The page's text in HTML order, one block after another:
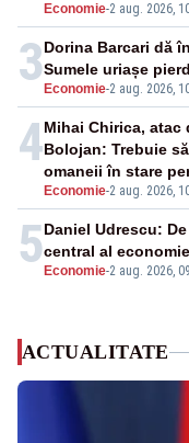
Economie-2 aug. 2026,
3 Economie-2 aug. 2026,
Dorina Barcari dă
Sumele uriașe
4
Economie-2 aug. 2026,
Mihai Chirica,
Bolojan: Trebuie
omaneii în stare
5 Economie-2 aug. 2026,
Daniel Udrescu:
central al
ACTUALITATE